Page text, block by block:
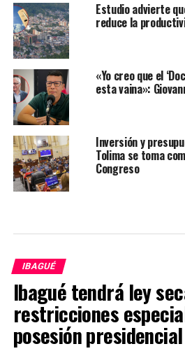
Estudio advierte
reduce la
«Yo creo que el
esta vaina»:
Inversión y
Tolima se toma
Congreso
IBAGUÉ
Ibagué tendrá ley
restricciones
posesión presidencial